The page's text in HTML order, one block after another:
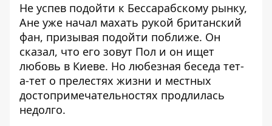
Не успев подойти к Бессарабскому рынку,
Ане уже начал махать рукой британский
фан, призывая подойти поближе. Он
сказал, что его зовут Пол и он ищет
любовь в Киеве. Но любезная беседа тет-
а-тет о прелестях жизни и местных
достопримечательностях продлилась
недолго.